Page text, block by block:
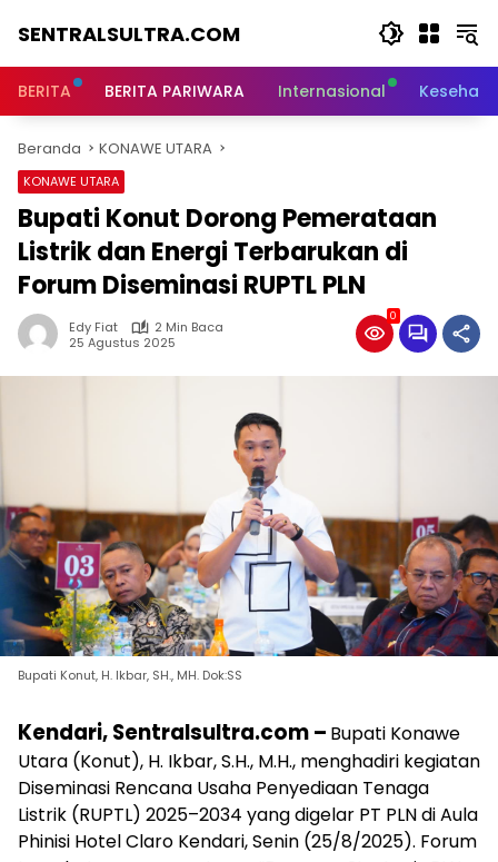
SENTRALSULTRA.COM
BERITA BERITA PARIWARA Internasional
Beranda KONAWE UTARA
KONAWE UTARA
Bupati Konut Dorong Pemerataan
Listrik dan Energi Terbarukan di
Forum Diseminasi RUPTL PLN
Edy Fiat
2 Min Baca
25 Agustus 2025
0
Bupati Konut, H. Ikbar, SH., MH. Dok:SS
Kendari, Sentralsultra.com – Bupati Konawe
Utara (Konut), H. Ikbar, S.H., M.H., menghadiri kegiatan
Diseminasi Rencana Usaha Penyediaan Tenaga
Listrik (RUPTL) 2025–2034 yang digelar PT PLN di Aula
Phinisi Hotel Claro Kendari, Senin (25/8/2025). Forum